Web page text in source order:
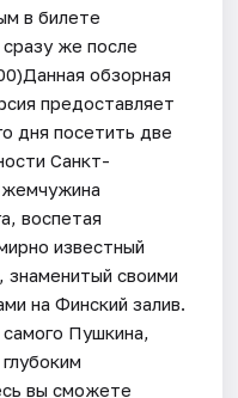
в билете
же после
обзорная
предоставляет
дня посетить две
Санкт-
воспетая
известный
знаменитый своими
на Финский залив.
Пушкина,
вы сможете